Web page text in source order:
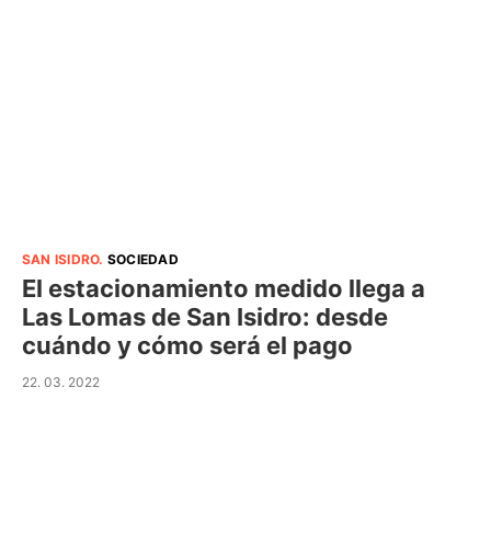
SAN ISIDRO. SOCIEDAD
El estacionamiento medido llega a
Las Lomas de San Isidro: desde
cuándo y cómo será el pago
22. 03. 2022